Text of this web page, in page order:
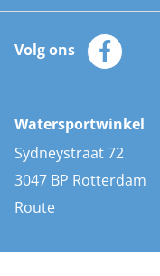
Automatische
Zeilkleding
Zonnepanelen
AIS transponders
Stootwillen en
Bootkussens
Zwemtrappen
Klantenservice
Merken
Volg ons
Watersportwinkel
Sydneystraat 72
3047 BP Rotterdam
Route